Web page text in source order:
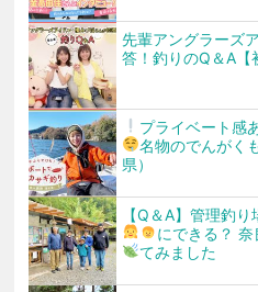
先輩アングラーズ
答！釣りのQ＆A【
プライベート感
名物のでんがく
県）
【Q＆A】管理釣
にできる？ 奈
てみました